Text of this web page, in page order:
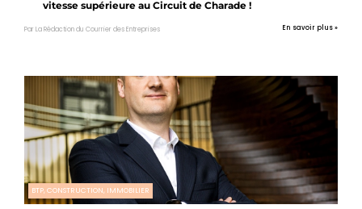
vitesse supérieure au Circuit de Charade !
Par La Rédaction du Courrier des Entreprises En savoir plus »
BTP, CONSTRUCTION, IMMOBILIER